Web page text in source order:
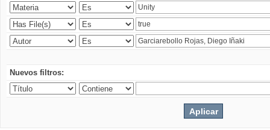
Nuevos filtros: